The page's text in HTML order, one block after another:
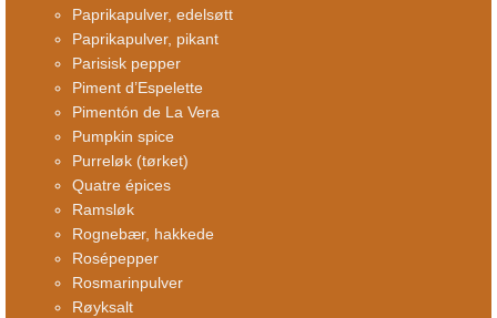
Paprikapulver, edelsøtt
Paprikapulver, pikant
Parisisk pepper
Piment d’Espelette
Pimentón de La Vera
Pumpkin spice
Purreløk (tørket)
Quatre épices
Ramsløk
Rognebær, hakkede
Rosépepper
Rosmarinpulver
Røyksalt